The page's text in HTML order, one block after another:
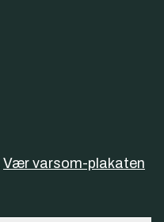
Vær varsom-plakaten